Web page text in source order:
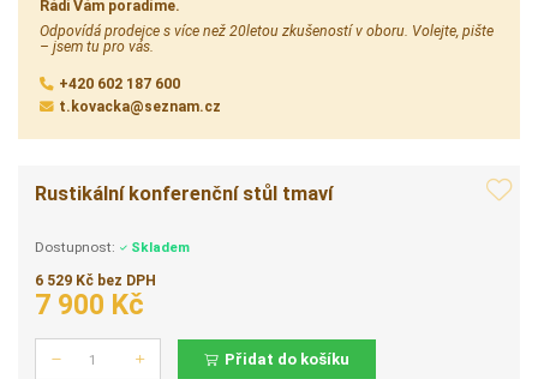
Rádi Vám poradíme.
Odpovídá prodejce s více než 20letou zkušeností v oboru. Volejte, pište
– jsem tu pro vás.
+420 602 187 600
t.kovacka@seznam.cz
Rustikální konferenční stůl tmaví
Dostupnost:
Skladem
6 529 Kč bez DPH
7 900 Kč
Přidat do košíku